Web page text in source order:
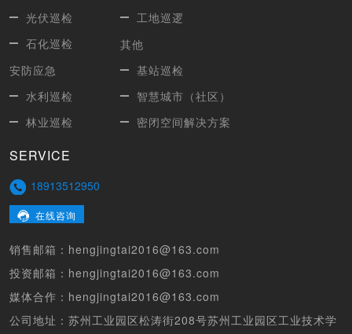
光伏巡检
石化巡检
安防应急
水利巡检
林业巡检
工地巡逻
其他
基站巡检
智慧城市（社区）
密闭空间解决方案
SERVICE
18913512950
在线咨询
销售邮箱： hengjingtai2016@163.com
投资邮箱： hengjingtai2016@163.com
媒体合作： hengjingtai2016@163.com
公司地址： 苏州工业园区松涛街208号苏州工业园区工业技术学